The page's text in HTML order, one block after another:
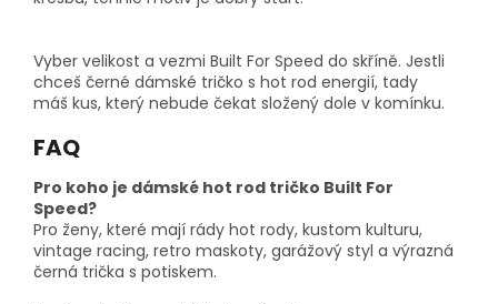
Vyber velikost a vezmi Built For Speed do skříně. Jestli
chceš černé dámské tričko s hot rod energií, tady
máš kus, který nebude čekat složený dole v komínku.
FAQ
Pro koho je dámské hot rod tričko Built For
Speed?
Pro ženy, které mají rády hot rody, kustom kulturu,
vintage racing, retro maskoty, garážový styl a výrazná
černá trička s potiskem.